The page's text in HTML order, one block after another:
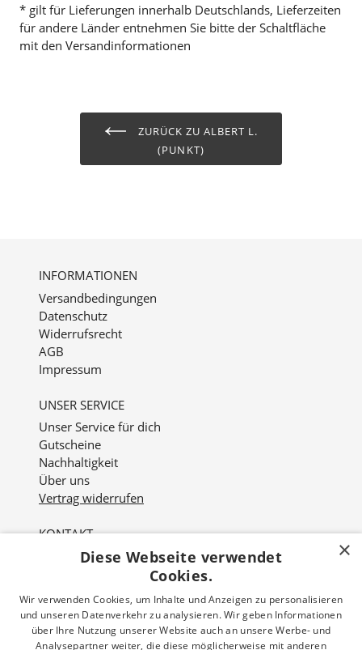
* gilt für Lieferungen innerhalb Deutschlands, Lieferzeiten
für andere Länder entnehmen Sie bitte der Schaltfläche
mit den Versandinformationen
ZURÜCK ZU ALBERT L.
(PUNKT)
INFORMATIONEN
Versandbedingungen
Datenschutz
Widerrufsrecht
AGB
Impressum
UNSER SERVICE
Unser Service für dich
Gutscheine
Nachhaltigkeit
Über uns
Vertrag widerrufen
KONTAKT
Nordviver 2
Öffnungszeiten:
Mo - Fr: 10:00 - 18:00 Uhr
Sa: 10:00 - 16:00 Uhr
×
Diese Webseite verwendet
Cookies.
Wir verwenden Cookies, um Inhalte und Anzeigen zu personalisieren
und unseren Datenverkehr zu analysieren. Wir geben Informationen
über Ihre Nutzung unserer Website auch an unsere Werbe- und
Analysepartner weiter, die diese möglicherweise mit anderen